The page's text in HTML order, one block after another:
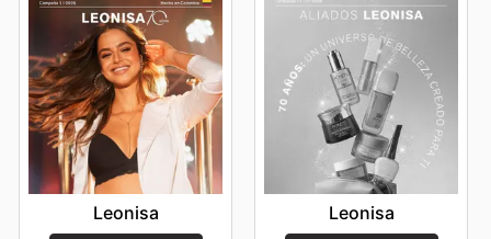
Leonisa Leonisa